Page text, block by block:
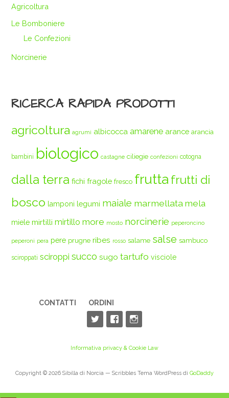
Agricoltura
Le Bomboniere
Le Confezioni
Norcinerie
RICERCA RAPIDA PRODOTTI
agricoltura agrumi albicocca amarene arance arancia
bambini biologico castagne ciliegie confezioni cotogna
dalla terra fichi fragole fresco frutta frutti di
bosco lamponi legumi maiale marmellata mela
miele mirtilli mirtillo more mosto norcinerie peperoncino
peperoni pera pere prugne ribes rosso salame salse sambuco
sciroppati sciroppi succo sugo tartufo visciole
CONTATTI ORDINI
Informativa privacy & Cookie Law
Copyright © 2026 Sibilla di Norcia — Scribbles Tema WordPress di GoDaddy